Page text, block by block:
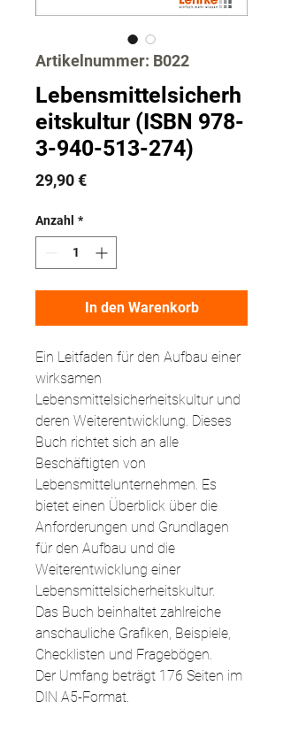
Artikelnummer: B022
Lebensmittelsicherh
eitskultur (ISBN 978-
3-940-513-274)
29,90 €Preis
Anzahl *
In den Warenkorb
Ein Leitfaden für den Aufbau einer
wirksamen
Lebensmittelsicherheitskultur und
deren Weiterentwicklung. Dieses
Buch richtet sich an alle
Beschäftigten von
Lebensmittelunternehmen. Es
bietet einen Überblick über die
Anforderungen und Grundlagen
für den Aufbau und die
Weiterentwicklung einer
Lebensmittelsicherheitskultur.
Das Buch beinhaltet zahlreiche
anschauliche Grafiken, Beispiele,
Checklisten und Fragebögen.
Der Umfang beträgt 176 Seiten im
DIN A5-Format.